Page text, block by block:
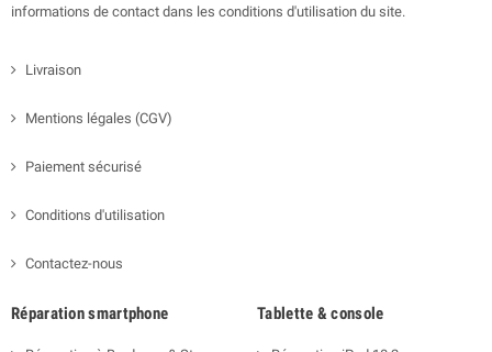
informations de contact dans les conditions d'utilisation du site.
Livraison
Mentions légales (CGV)
Paiement sécurisé
Conditions d'utilisation
Contactez-nous
Réparation smartphone Tablette & console